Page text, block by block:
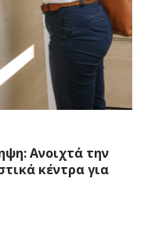
Ανοιχτά την
κέντρα για